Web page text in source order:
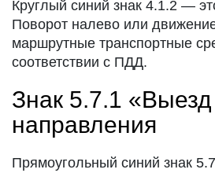
Круглый синий знак 4.1.2 —
Поворот налево или
маршрутные транспортные
соответствии с ПДД.
Знак 5.7.1
направления
Прямоугольный синий знак